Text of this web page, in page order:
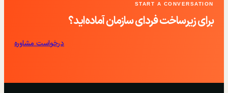
START A CONVERSATION
برای زیرساخت فردای سازمان آماده‌اید؟
درخواست مشاوره